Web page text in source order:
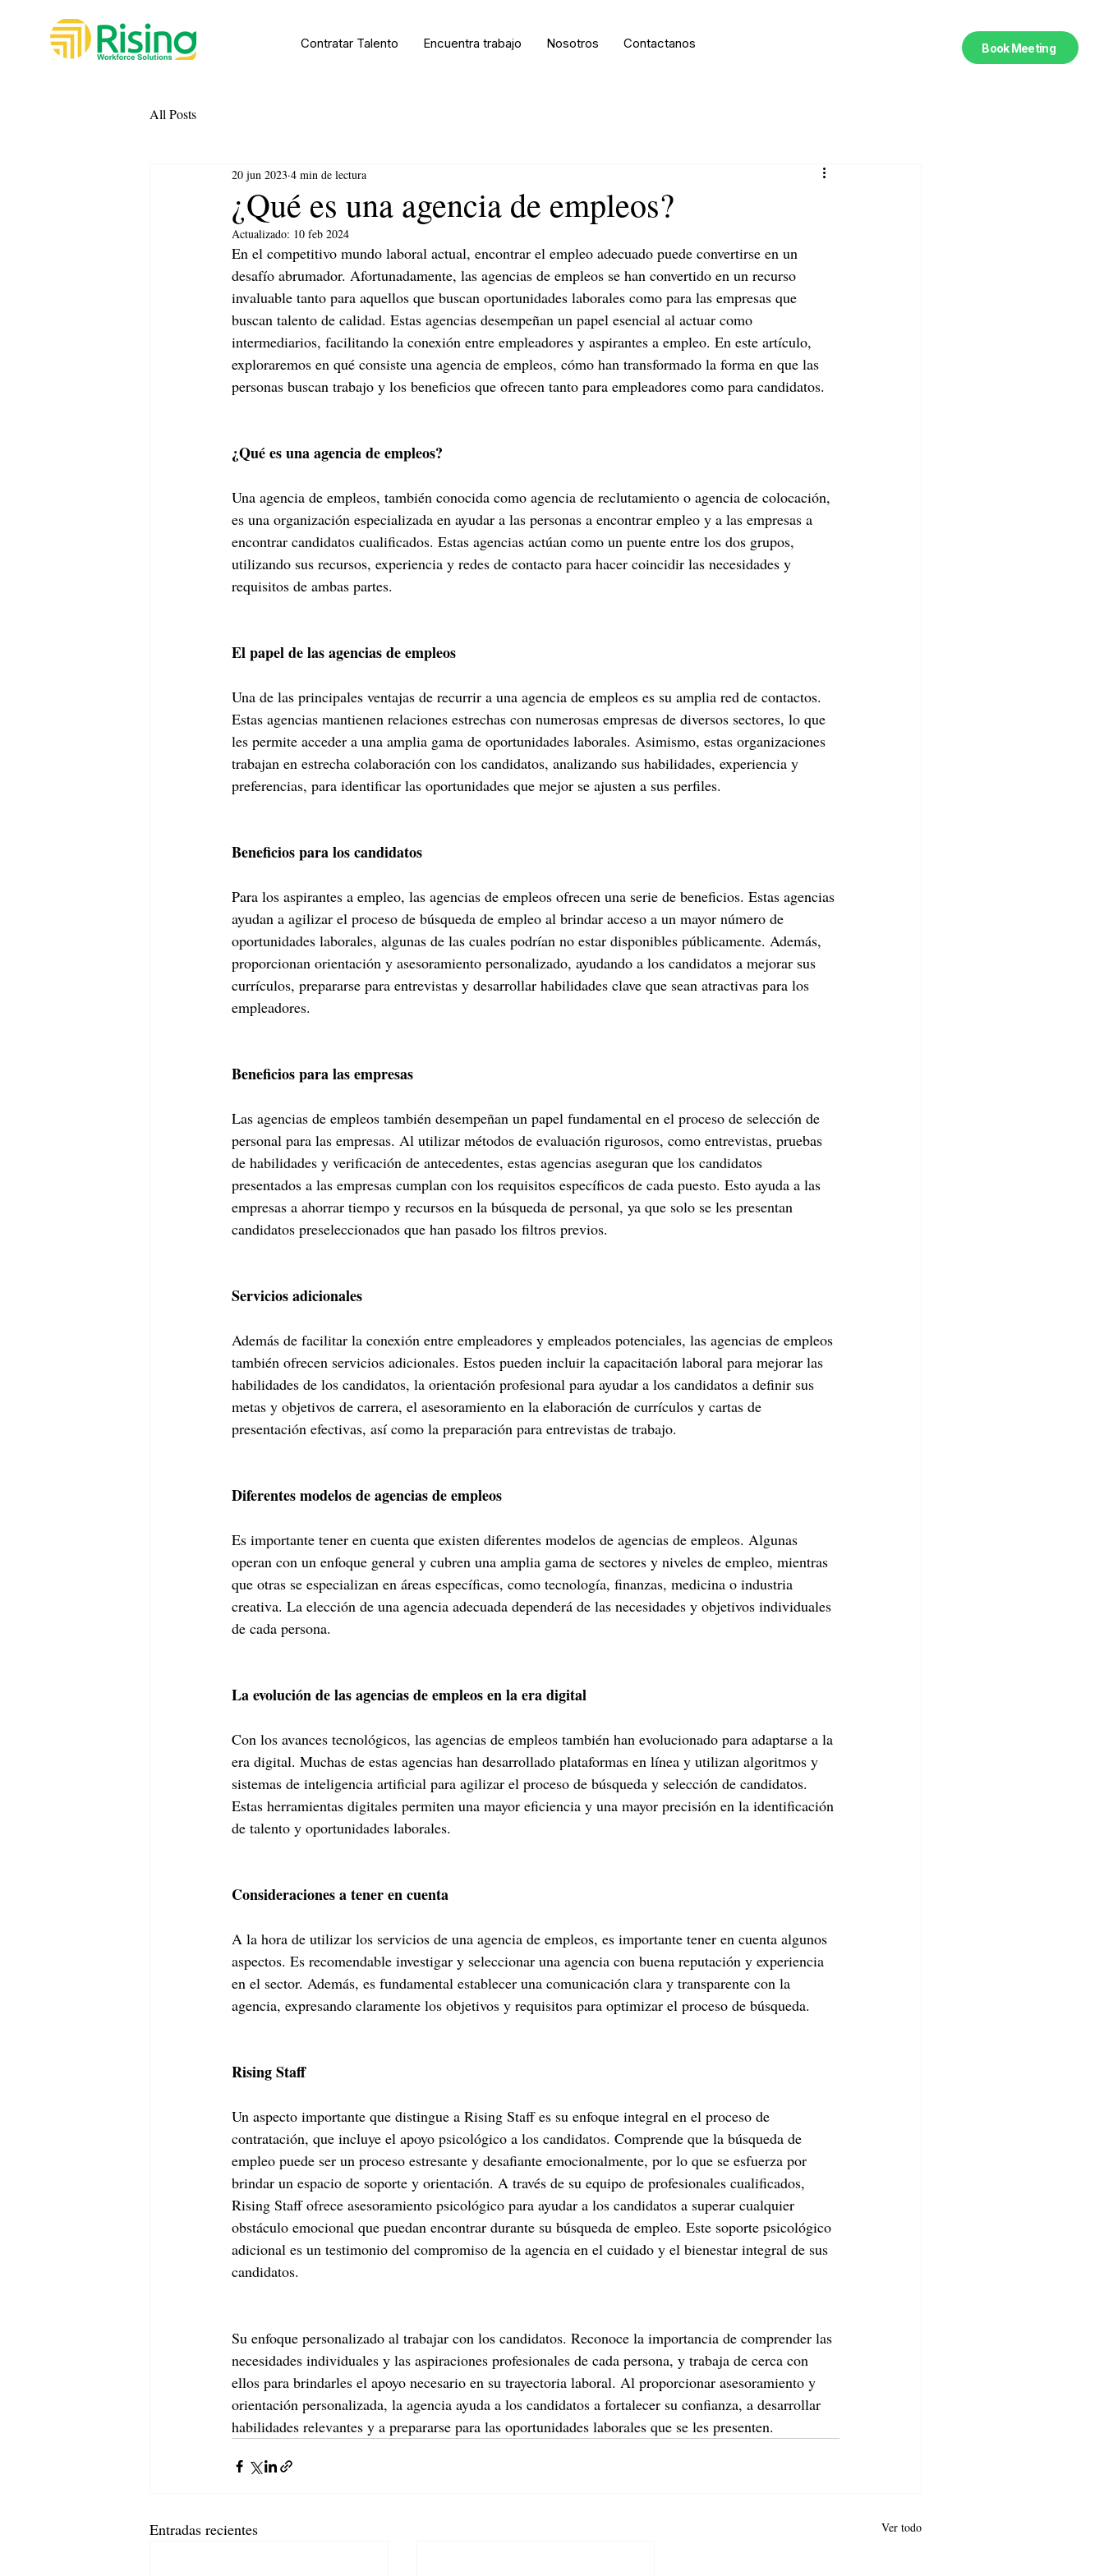
Contratar Talento Encuentra trabajo Nosotros Contactanos Book Meeting
All Posts
¿Qué es una agencia de empleos?
20 jun 2023 4 min de lectura
Actualizado: 10 feb 2024
En el competitivo mundo laboral actual, encontrar el empleo adecuado puede convertirse en un
desafío abrumador. Afortunadamente, las agencias de empleos se han convertido en un recurso
invaluable tanto para aquellos que buscan oportunidades laborales como para las empresas que
buscan talento de calidad. Estas agencias desempeñan un papel esencial al actuar como
intermediarios, facilitando la conexión entre empleadores y aspirantes a empleo. En este artículo,
exploraremos en qué consiste una agencia de empleos, cómo han transformado la forma en que las
personas buscan trabajo y los beneficios que ofrecen tanto para empleadores como para candidatos.
¿Qué es una agencia de empleos?
Una agencia de empleos, también conocida como agencia de reclutamiento o agencia de colocación,
es una organización especializada en ayudar a las personas a encontrar empleo y a las empresas a
encontrar candidatos cualificados. Estas agencias actúan como un puente entre los dos grupos,
utilizando sus recursos, experiencia y redes de contacto para hacer coincidir las necesidades y
requisitos de ambas partes.
El papel de las agencias de empleos
Una de las principales ventajas de recurrir a una agencia de empleos es su amplia red de contactos.
Estas agencias mantienen relaciones estrechas con numerosas empresas de diversos sectores, lo que
les permite acceder a una amplia gama de oportunidades laborales. Asimismo, estas organizaciones
trabajan en estrecha colaboración con los candidatos, analizando sus habilidades, experiencia y
preferencias, para identificar las oportunidades que mejor se ajusten a sus perfiles.
Beneficios para los candidatos
Para los aspirantes a empleo, las agencias de empleos ofrecen una serie de beneficios. Estas agencias
ayudan a agilizar el proceso de búsqueda de empleo al brindar acceso a un mayor número de
oportunidades laborales, algunas de las cuales podrían no estar disponibles públicamente. Además,
proporcionan orientación y asesoramiento personalizado, ayudando a los candidatos a mejorar sus
currículos, prepararse para entrevistas y desarrollar habilidades clave que sean atractivas para los
empleadores.
Beneficios para las empresas
Las agencias de empleos también desempeñan un papel fundamental en el proceso de selección de
personal para las empresas. Al utilizar métodos de evaluación rigurosos, como entrevistas, pruebas
de habilidades y verificación de antecedentes, estas agencias aseguran que los candidatos
presentados a las empresas cumplan con los requisitos específicos de cada puesto. Esto ayuda a las
empresas a ahorrar tiempo y recursos en la búsqueda de personal, ya que solo se les presentan
candidatos preseleccionados que han pasado los filtros previos.
Servicios adicionales
Además de facilitar la conexión entre empleadores y empleados potenciales, las agencias de empleos
también ofrecen servicios adicionales. Estos pueden incluir la capacitación laboral para mejorar las
habilidades de los candidatos, la orientación profesional para ayudar a los candidatos a definir sus
metas y objetivos de carrera, el asesoramiento en la elaboración de currículos y cartas de
presentación efectivas, así como la preparación para entrevistas de trabajo.
Diferentes modelos de agencias de empleos
Es importante tener en cuenta que existen diferentes modelos de agencias de empleos. Algunas
operan con un enfoque general y cubren una amplia gama de sectores y niveles de empleo, mientras
que otras se especializan en áreas específicas, como tecnología, finanzas, medicina o industria
creativa. La elección de una agencia adecuada dependerá de las necesidades y objetivos individuales
de cada persona.
La evolución de las agencias de empleos en la era digital
Con los avances tecnológicos, las agencias de empleos también han evolucionado para adaptarse a la
era digital. Muchas de estas agencias han desarrollado plataformas en línea y utilizan algoritmos y
sistemas de inteligencia artificial para agilizar el proceso de búsqueda y selección de candidatos.
Estas herramientas digitales permiten una mayor eficiencia y una mayor precisión en la identificación
de talento y oportunidades laborales.
Consideraciones a tener en cuenta
A la hora de utilizar los servicios de una agencia de empleos, es importante tener en cuenta algunos
aspectos. Es recomendable investigar y seleccionar una agencia con buena reputación y experiencia
en el sector. Además, es fundamental establecer una comunicación clara y transparente con la
agencia, expresando claramente los objetivos y requisitos para optimizar el proceso de búsqueda.
Rising Staff
Un aspecto importante que distingue a Rising Staff es su enfoque integral en el proceso de
contratación, que incluye el apoyo psicológico a los candidatos. Comprende que la búsqueda de
empleo puede ser un proceso estresante y desafiante emocionalmente, por lo que se esfuerza por
brindar un espacio de soporte y orientación. A través de su equipo de profesionales cualificados,
Rising Staff ofrece asesoramiento psicológico para ayudar a los candidatos a superar cualquier
obstáculo emocional que puedan encontrar durante su búsqueda de empleo. Este soporte psicológico
adicional es un testimonio del compromiso de la agencia en el cuidado y el bienestar integral de sus
candidatos.
Su enfoque personalizado al trabajar con los candidatos. Reconoce la importancia de comprender las
necesidades individuales y las aspiraciones profesionales de cada persona, y trabaja de cerca con
ellos para brindarles el apoyo necesario en su trayectoria laboral. Al proporcionar asesoramiento y
orientación personalizada, la agencia ayuda a los candidatos a fortalecer su confianza, a desarrollar
habilidades relevantes y a prepararse para las oportunidades laborales que se les presenten.
Entradas recientes Ver todo